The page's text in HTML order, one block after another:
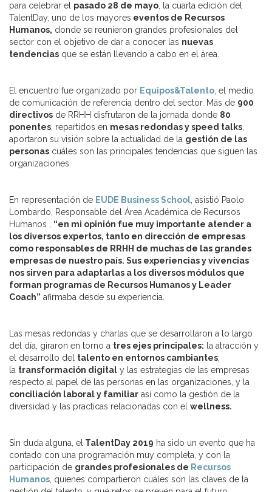
para celebrar el pasado 28 de mayo , la cuarta edición del
TalentDay, uno de los mayores eventos de Recursos
Humanos, donde se reunieron grandes profesionales del
sector con el objetivo de dar a conocer las nuevas
tendencias que se están llevando a cabo en el área.
El encuentro fue organizado por Equipos&Talento , el medio
de comunicación de referencia dentro del sector. Más de 900
directivos de RRHH disfrutaron de la jornada donde 80
ponentes , repartidos en mesas redondas y speed talks
aportaron su visión sobre la actualidad de la gestión de las
personas cuáles son las principales tendencias que siguen las
organizaciones.
En representación de EUDE Business School , asistió Paolo
Lombardo, Responsable del Área Académica de Recursos
Humanos , “en mi opinión fue muy importante atender a
los diversos expertos, tanto en dirección de empresas
como responsables de RRHH de muchas de las grandes
empresas de nuestro país. Sus experiencias y vivencias
nos sirven para adaptarlas a los diversos módulos que
forman programas de Recursos Humanos y Leader
Coach” afirmaba desde su experiencia.
Las mesas redondas y charlas que se desarrollaron a lo largo
del día, giraron en torno a tres ejes principales: la atracción y
el desarrollo del talento en entornos cambiantes;
la transformación digital y las estrategias de las empresas
respecto al papel de las personas en las organizaciones, y la
conciliación laboral y familiar así como la gestión de la
diversidad y las practicas relacionadas con el wellness.
Sin duda alguna, el TalentDay 2019 ha sido un evento que ha
contado con una programación muy completa, y con la
participación de grandes profesionales de Recursos
Humanos , quienes compartieron cuáles son las claves de la